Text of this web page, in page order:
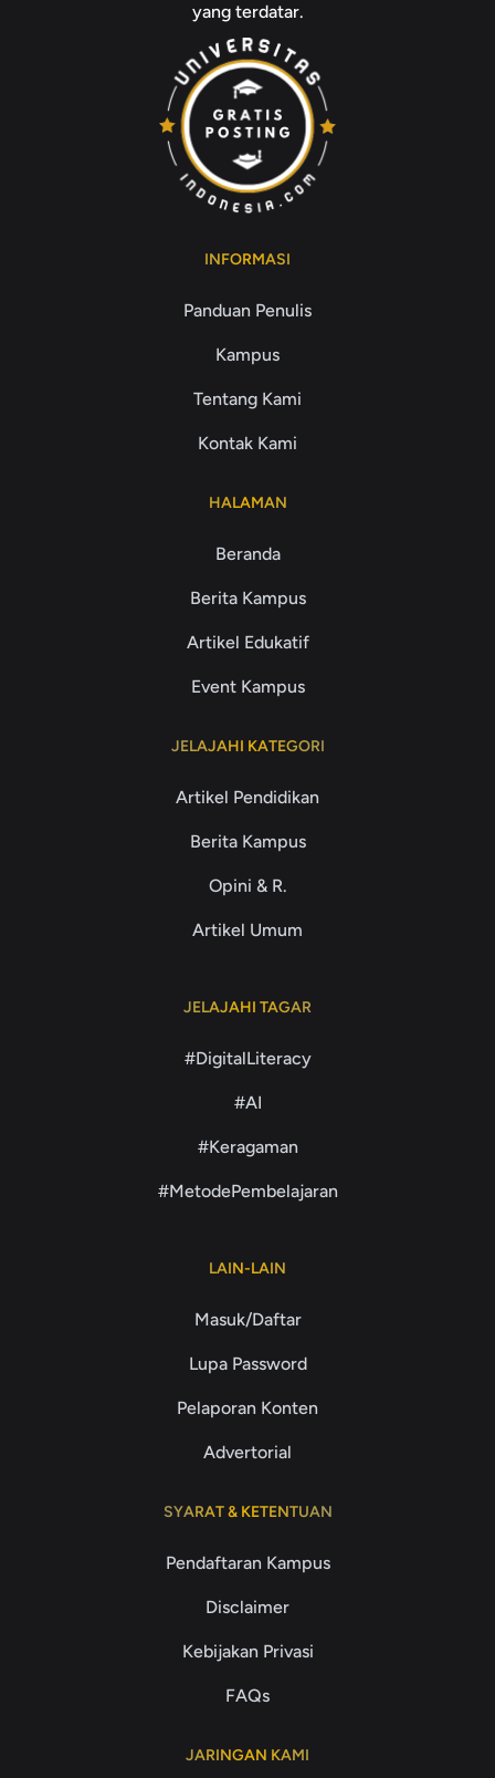
yang terdatar.
INFORMASI
Panduan Penulis
Kampus
Tentang Kami
Kontak Kami
HALAMAN
Beranda
Berita Kampus
Artikel Edukatif
Event Kampus
JELAJAHI KATEGORI
Artikel Pendidikan
Berita Kampus
Opini & R.
Artikel Umum
JELAJAHI TAGAR
#DigitalLiteracy
#AI
#Keragaman
#MetodePembelajaran
LAIN-LAIN
Masuk/Daftar
Lupa Password
Pelaporan Konten
Advertorial
SYARAT & KETENTUAN
Pendaftaran Kampus
Disclaimer
Kebijakan Privasi
FAQs
JARINGAN KAMI